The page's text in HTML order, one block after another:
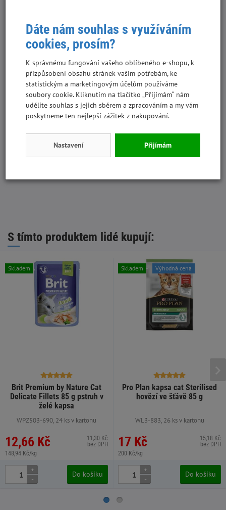
Doporučená denní dávka:
2,5 - 3
3,5 - 4
S tímto produktem lidé kupují:
Brit Premium by Nature Cat
Delicate Fillets 85 g pstruh v
želé kapsa
WPZ503-690, 24 ks v kartonu
12,66 Kč
148,94 Kč/kg
11,30 Kč
bez DPH
Skladem
+
-
Do košíku
Pro Plan kapsa cat Sterilised
hovězí ve šťávě 85 g
WL3-883, 26 ks v kartonu
17 Kč
200 Kč/kg
15,18 Kč
bez DPH
Skladem Výhodná cena
+
-
Do košíku
Dáte nám souhlas s využíváním
cookies, prosím?
K správnému fungování vašeho oblíbeného e-shopu, k
přizpůsobení obsahu stránek vašim potřebám, ke
statistickým a marketingovým účelům používáme
soubory cookie. Kliknutím na tlačítko „Přijímám“ nám
udělíte souhlas s jejich sběrem a zpracováním a my vám
poskytneme ten nejlepší zážitek z nakupování.
Nastavení Přijímám